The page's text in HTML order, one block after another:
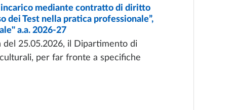
mediante contratto di diritto
dei Test nella pratica professionale”,
a.a. 2026-27
25.05.2026, il Dipartimento di
per far fronte a specifiche